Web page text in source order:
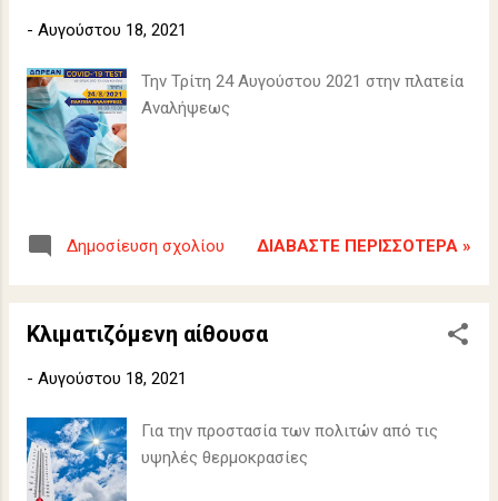
- Αυγούστου 18, 2021
Την Τρίτη 24 Αυγούστου 2021 στην πλατεία
Αναλήψεως
Δημοσίευση σχολίου ΔΙΑΒΆΣΤΕ ΠΕΡΙΣΣΌΤΕΡΑ »
Κλιματιζόμενη αίθουσα
- Αυγούστου 18, 2021
Για την προστασία των πολιτών από τις
υψηλές θερμοκρασίες